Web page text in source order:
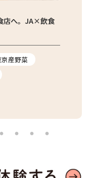
店へ。JA×飲食
産野菜